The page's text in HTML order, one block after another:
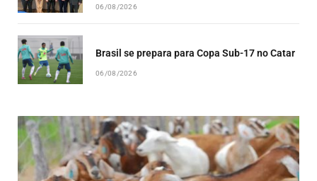
06/08/2026
Brasil se prepara para Copa Sub-17 no Catar
06/08/2026